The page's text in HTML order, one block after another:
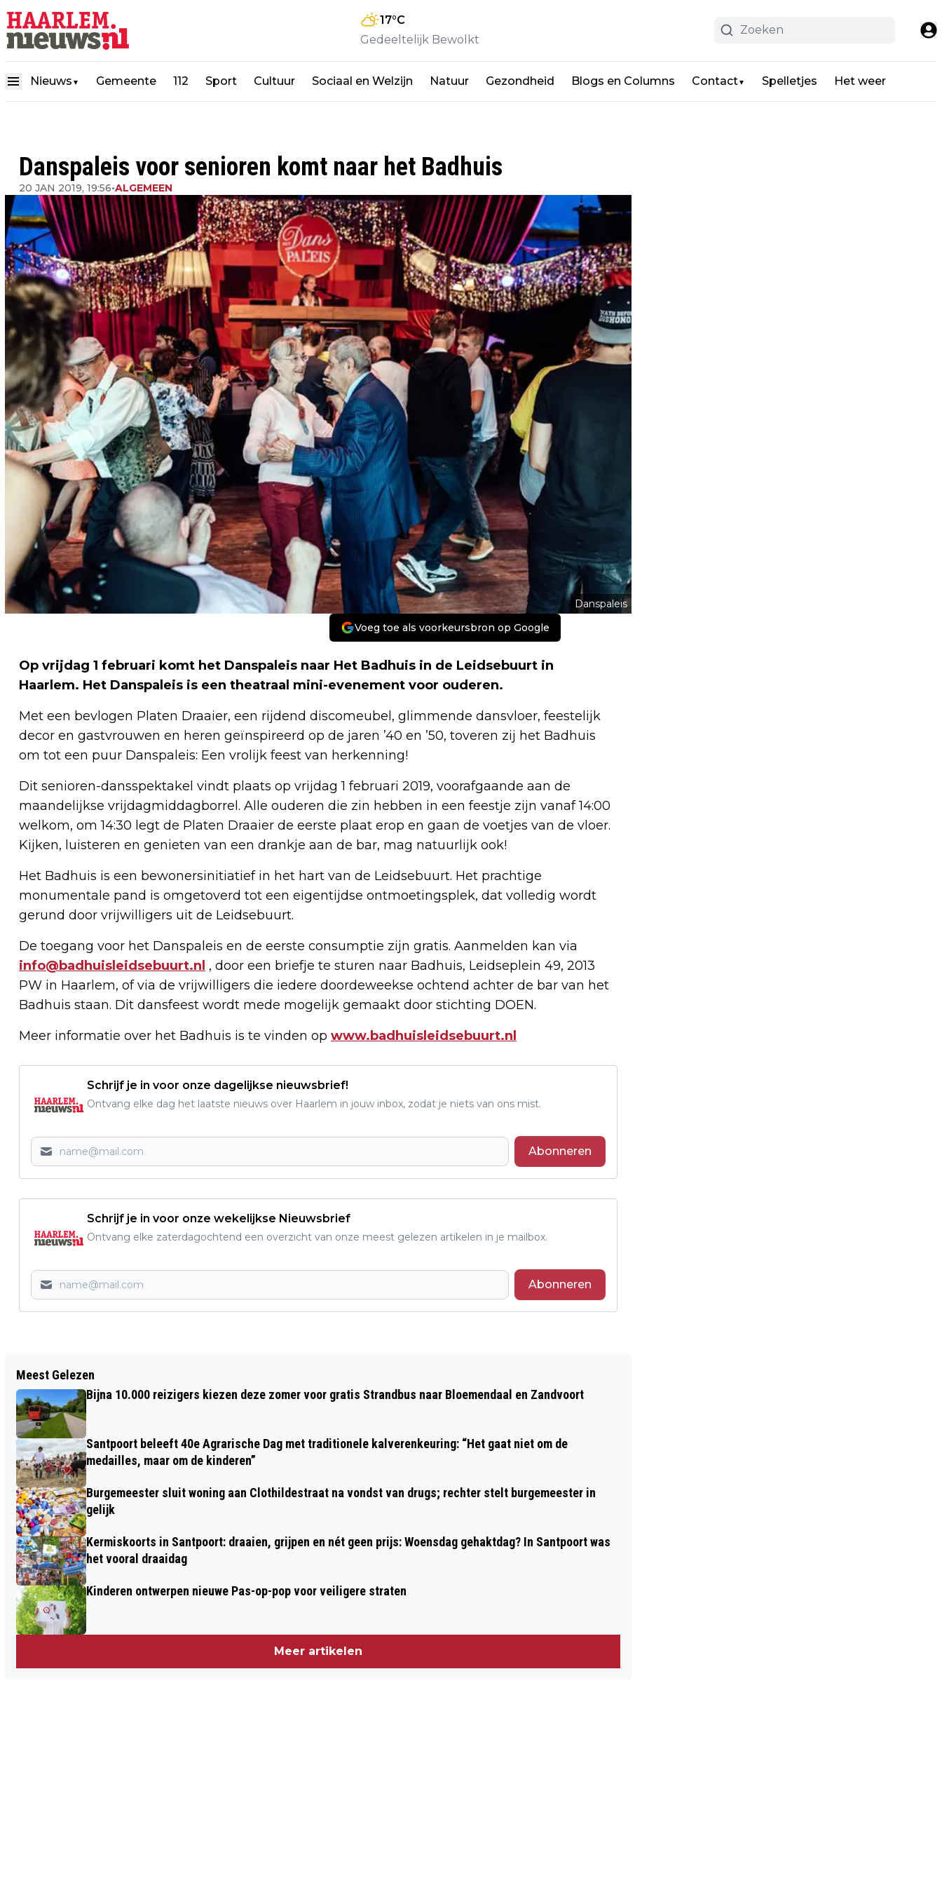
17°C
Gedeeltelijk Bewolkt
Nieuws ▼ Gemeente 112 Sport Cultuur Sociaal en Welzijn Natuur Gezondheid Blogs en Columns Contact▼ Spelletjes Het weer
Danspaleis voor senioren komt naar het Badhuis
20 JAN 2019, 19:56•ALGEMEEN
Danspaleis
Voeg toe als voorkeursbron op Google
Op vrijdag 1 februari komt het Danspaleis naar Het Badhuis in de Leidsebuurt in
Haarlem. Het Danspaleis is een theatraal mini-evenement voor ouderen.
Met een bevlogen Platen Draaier, een rijdend discomeubel, glimmende dansvloer, feestelijk
decor en gastvrouwen en heren geïnspireerd op de jaren ’40 en ’50, toveren zij het Badhuis
om tot een puur Danspaleis: Een vrolijk feest van herkenning!
Dit senioren-dansspektakel vindt plaats op vrijdag 1 februari 2019, voorafgaande aan de
maandelijkse vrijdagmiddagborrel. Alle ouderen die zin hebben in een feestje zijn vanaf 14:00
welkom, om 14:30 legt de Platen Draaier de eerste plaat erop en gaan de voetjes van de vloer.
Kijken, luisteren en genieten van een drankje aan de bar, mag natuurlijk ook!
Het Badhuis is een bewonersinitiatief in het hart van de Leidsebuurt. Het prachtige
monumentale pand is omgetoverd tot een eigentijdse ontmoetingsplek, dat volledig wordt
gerund door vrijwilligers uit de Leidsebuurt.
De toegang voor het Danspaleis en de eerste consumptie zijn gratis. Aanmelden kan via
info@badhuisleidsebuurt.nl , door een briefje te sturen naar Badhuis, Leidseplein 49, 2013
PW in Haarlem, of via de vrijwilligers die iedere doordeweekse ochtend achter de bar van het
Badhuis staan. Dit dansfeest wordt mede mogelijk gemaakt door stichting DOEN.
Meer informatie over het Badhuis is te vinden op www.badhuisleidsebuurt.nl
Schrijf je in voor onze dagelijkse nieuwsbrief!
Ontvang elke dag het laatste nieuws over Haarlem in jouw inbox, zodat je niets van ons mist.
Abonneren
Schrijf je in voor onze wekelijkse Nieuwsbrief
Ontvang elke zaterdagochtend een overzicht van onze meest gelezen artikelen in je mailbox.
Abonneren
EINDELIJK EEN ELF STEDENTOCHT
DANKZIJ 150 JAAR IJSCLUB HAARLEM
PROJECT BUURTBLIK HAARLEM
Meest Gelezen
Bijna 10.000 reizigers kiezen deze zomer voor gratis Strandbus naar Bloemendaal en Zandvoort
Santpoort beleeft 40e Agrarische Dag met traditionele kalverenkeuring: “Het gaat niet om de
medailles, maar om de kinderen”
Burgemeester sluit woning aan Clothildestraat na vondst van drugs; rechter stelt burgemeester in
gelijk
Kermiskoorts in Santpoort: draaien, grijpen en nét geen prijs: Woensdag gehaktdag? In Santpoort was
het vooral draaidag
Kinderen ontwerpen nieuwe Pas-op-pop voor veiligere straten
Meer artikelen